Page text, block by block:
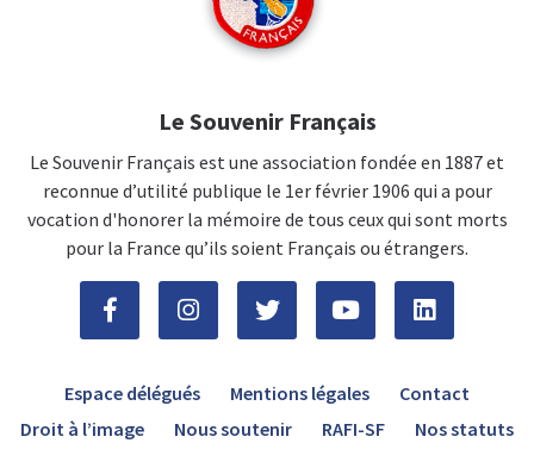
Le Souvenir Français
Le Souvenir Français est une association fondée en 1887 et
reconnue d’utilité publique le 1er février 1906 qui a pour
vocation d'honorer la mémoire de tous ceux qui sont morts
pour la France qu’ils soient Français ou étrangers.
Espace délégués Mentions légales
Contact
Droit à l’image
Nous soutenir RAFI-SF Nos statuts